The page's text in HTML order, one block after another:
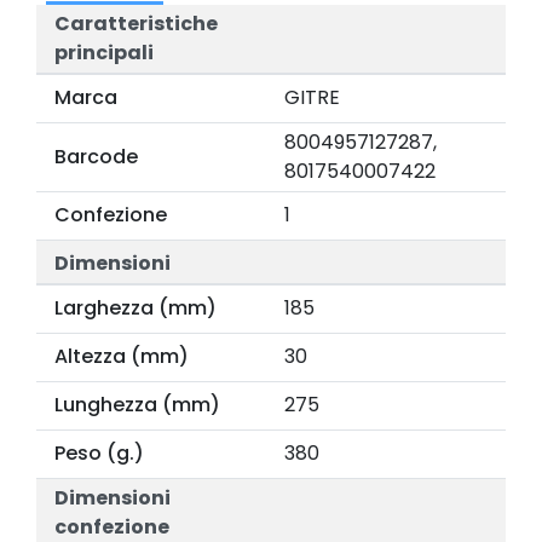
Caratteristiche
principali
Marca
GITRE
Barcode
8004957127287,
8017540007422
Confezione
1
Dimensioni
Larghezza (mm)
185
Altezza (mm)
30
Lunghezza (mm)
275
Peso (g.)
380
Dimensioni
confezione